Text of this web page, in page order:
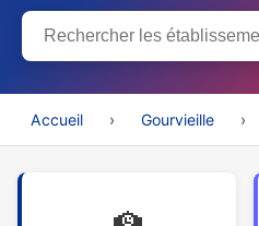
Accueil › Gourvieille ›